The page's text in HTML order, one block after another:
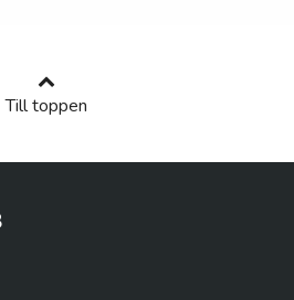
Till toppen